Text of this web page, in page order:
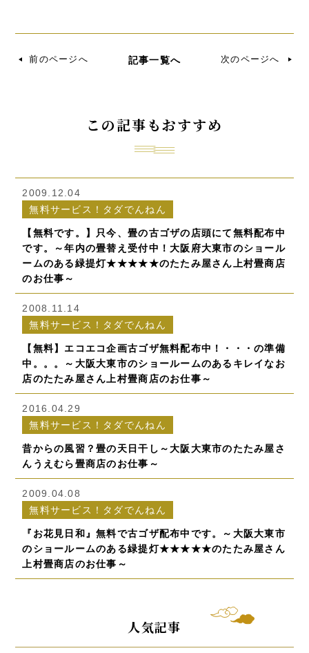
前のページへ 記事一覧へ 次のページへ
この記事もおすすめ
2009.12.04
無料サービス！タダでんねん
【無料です。】只今、畳の古ゴザの店頭にて無料配布中
です。～年内の畳替え受付中！大阪府大東市のショール
ームのある緑提灯★★★★★のたたみ屋さん上村畳商店
のお仕事～
2008.11.14
無料サービス！タダでんねん
【無料】エコエコ企画古ゴザ無料配布中！・・・の準備
中。。。～大阪大東市のショールームのあるキレイなお
店のたたみ屋さん上村畳商店のお仕事～
2016.04.29
無料サービス！タダでんねん
昔からの風習？畳の天日干し～大阪大東市のたたみ屋さ
んうえむら畳商店のお仕事～
2009.04.08
無料サービス！タダでんねん
『お花見日和』無料で古ゴザ配布中です。～大阪大東市
のショールームのある緑提灯★★★★★のたたみ屋さん
上村畳商店のお仕事～
人気記事